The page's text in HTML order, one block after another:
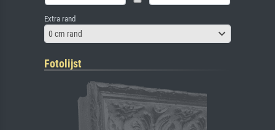
Extra rand
0 cm rand
Fotolijst